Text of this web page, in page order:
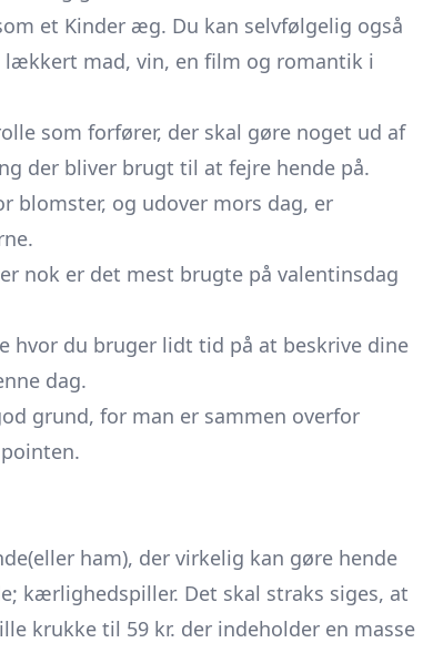
et Kinder æg. Du kan selvfølgelig også
mad, vin, en film og romantik i
som forfører, der skal gøre noget ud af
der bliver brugt til at fejre hende på.
blomster, og udover mors dag, er
nok er det mest brugte på valentinsdag
hvor du bruger lidt tid på at beskrive dine
dag.
grund, for man er sammen overfor
ham), der virkelig kan gøre hende
kærlighedspiller. Det skal straks siges, at
krukke til 59 kr. der indeholder en masse